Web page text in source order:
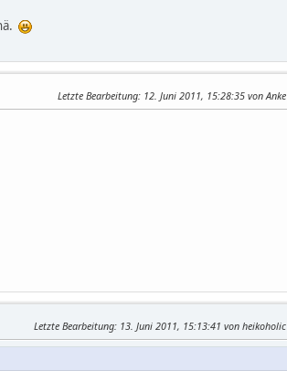
Letzte Bearbeitung: 12. Juni 2011, 15:28:35 von Anke
Letzte Bearbeitung: 13. Juni 2011, 15:13:41 von heikoholic